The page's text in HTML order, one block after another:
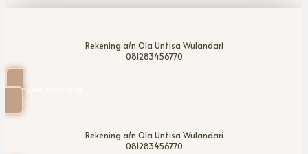
Rekening a/n Ola Untisa Wulandari
081283456770
Copy No. Rekening
Rekening a/n Ola Untisa Wulandari
081283456770